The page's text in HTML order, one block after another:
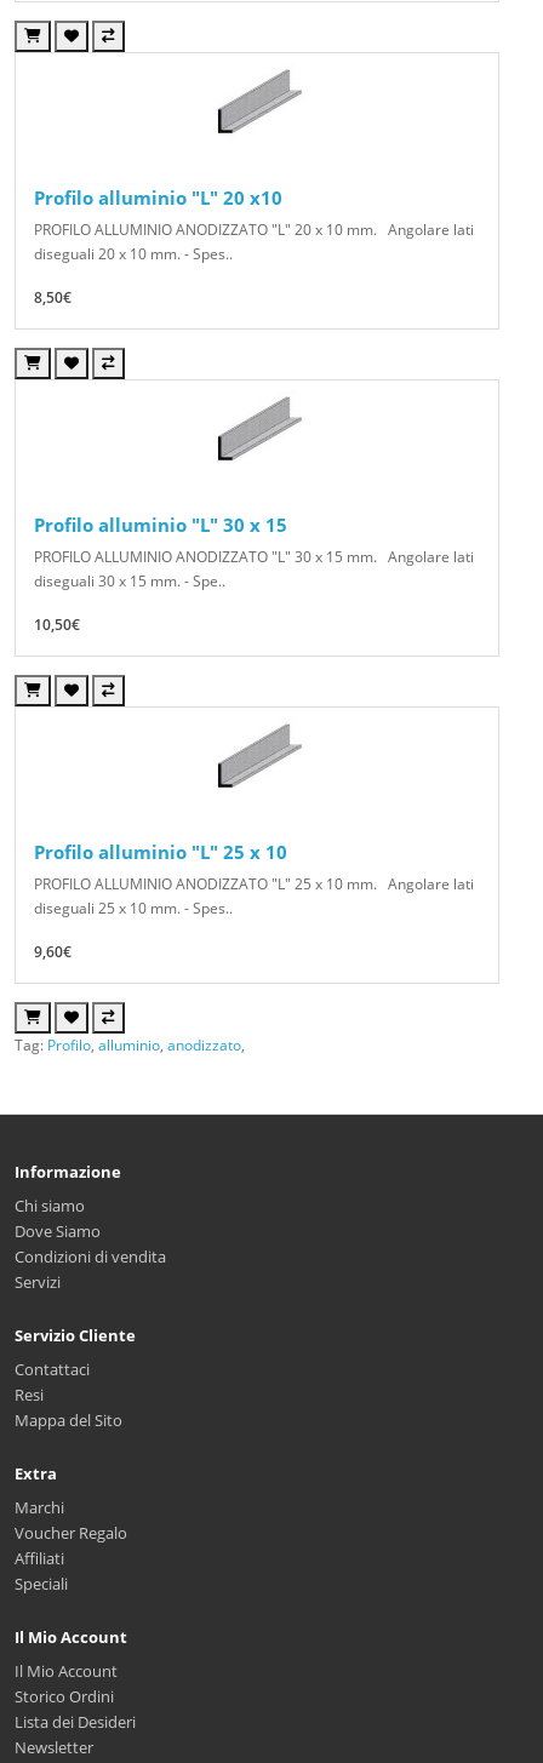
Profilo alluminio "L" 20 x10
PROFILO ALLUMINIO ANODIZZATO "L" 20 x 10 mm. Angolare lati
diseguali 20 x 10 mm. - Spes..
8,50€
Profilo alluminio "L" 30 x 15
PROFILO ALLUMINIO ANODIZZATO "L" 30 x 15 mm. Angolare lati
diseguali 30 x 15 mm. - Spe..
10,50€
Profilo alluminio "L" 25 x 10
PROFILO ALLUMINIO ANODIZZATO "L" 25 x 10 mm. Angolare lati
diseguali 25 x 10 mm. - Spes..
9,60€
Tag: Profilo, alluminio, anodizzato,
Informazione
Chi siamo
Dove Siamo
Condizioni di vendita
Servizi
Servizio Cliente
Contattaci
Resi
Mappa del Sito
Extra
Marchi
Voucher Regalo
Affiliati
Speciali
Il Mio Account
Il Mio Account
Storico Ordini
Lista dei Desideri
Newsletter